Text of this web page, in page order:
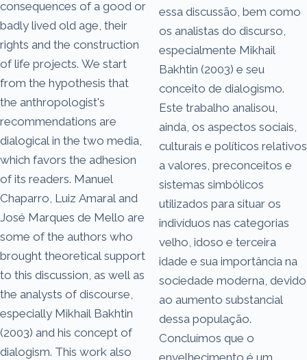
consequences of a good or
badly lived old age, their
rights and the construction
of life projects. We start
from the hypothesis that
the anthropologist's
recommendations are
dialogical in the two media,
which favors the adhesion
of its readers. Manuel
Chaparro, Luiz Amaral and
José Marques de Mello are
some of the authors who
brought theoretical support
to this discussion, as well as
the analysts of discourse,
especially Mikhail Bakhtin
(2003) and his concept of
dialogism. This work also
essa discussão, bem como
os analistas do discurso,
especialmente Mikhail
Bakhtin (2003) e seu
conceito de dialogismo.
Este trabalho analisou,
ainda, os aspectos sociais,
culturais e políticos relativos
a valores, preconceitos e
sistemas simbólicos
utilizados para situar os
indivíduos nas categorias
velho, idoso e terceira
idade e sua importância na
sociedade moderna, devido
ao aumento substancial
dessa população.
Concluímos que o
envelhecimento é um